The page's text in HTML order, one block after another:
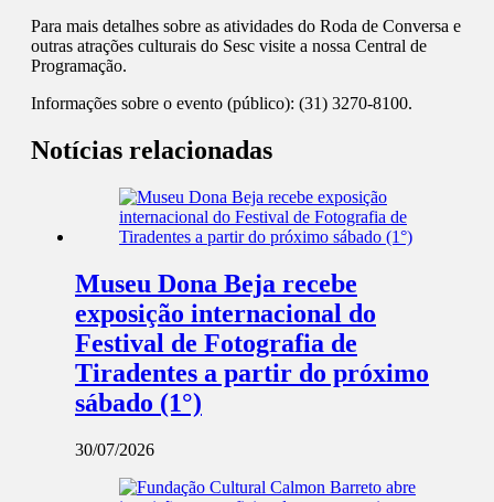
Para mais detalhes sobre as atividades do Roda de Conversa e
outras atrações culturais do Sesc visite a nossa Central de
Programação.
Informações sobre o evento (público): (31) 3270-8100.
Notícias relacionadas
Museu Dona Beja recebe
exposição internacional do
Festival de Fotografia de
Tiradentes a partir do próximo
sábado (1°)
30/07/2026